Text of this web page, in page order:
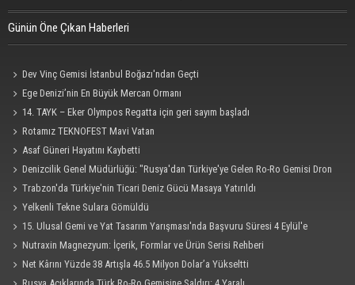
Günün Öne Çıkan Haberleri
Dev Vinç Gemisi İstanbul Boğazı'ndan Geçti
Ege Denizi’nin En Büyük Mercan Ormanı
14. TAYK – Eker Olympos Regatta için geri sayım başladı
Rotamız TEKNOFEST Mavi Vatan
Asaf Güneri Hayatını Kaybetti
Denizcilik Genel Müdürlüğü: "Rusya'dan Türkiye'ye Gelen Ro-Ro Gemisi Dron
Saldırısına Uğradı"
Trabzon'da Türkiye'nin Ticari Deniz Gücü Masaya Yatırıldı
Yelkenli Tekne Sulara Gömüldü
15. Ulusal Gemi ve Yat Tasarım Yarışması'nda Başvuru Süresi 4 Eylül'e
Uzatıldı
Nutraxin Magnezyum: İçerik, Formlar ve Ürün Serisi Rehberi
Net Kârını Yüzde 38 Artışla 46.5 Milyon Dolar’a Yükseltti